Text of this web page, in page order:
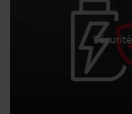
Sécurité